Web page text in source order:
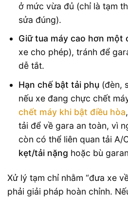
ở mức vừa đủ (chỉ là tạm
sửa đúng).
Giữ tua máy cao hơn một
xe cho phép), tránh để
dễ tắt.
Hạn chế bật tải phụ(đèn,
nếu xe đang chực chết
chết máy khi bật điều hòa
tải để về gara an toàn, vì
còn có thể liên quan tải A/
kẹt/tải nặng hoặc bù
Xử lý tạm chỉ nhằm “đưa xe
phải giải pháp hoàn chỉnh.